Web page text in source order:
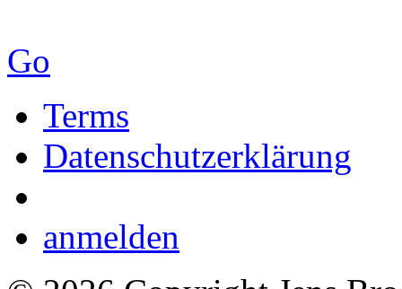
Go
Terms
Datenschutzerklärung
anmelden